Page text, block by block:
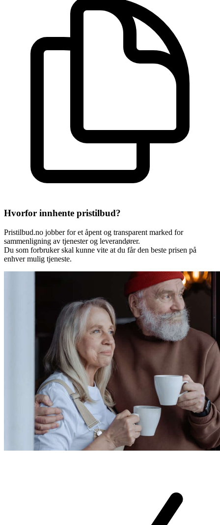
Hvorfor innhente pristilbud?
Pristilbud.no jobber for et åpent og transparent marked for
sammenligning av tjenester og leverandører.
Du som forbruker skal kunne vite at du får den beste prisen på
enhver mulig tjeneste.